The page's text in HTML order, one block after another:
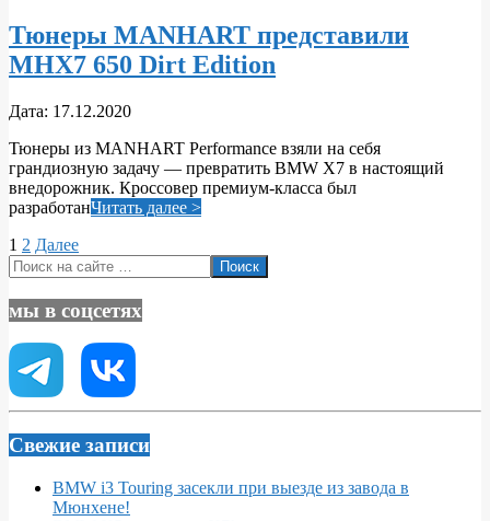
Тюнеры MANHART представили
MHX7 650 Dirt Edition
2020-
17
Дата: 17.12.2020
Тюнеры из MANHART Performance взяли на себя
грандиозную задачу — превратить BMW X7 в настоящий
внедорожник. Кроссовер премиум-класса был
разработанЧитать далее >
Пагинация
записей
1 2 Далее
Поиск
мы в соцсетях
Свежие записи
BMW i3 Touring засекли при выезде из завода в
Мюнхене!